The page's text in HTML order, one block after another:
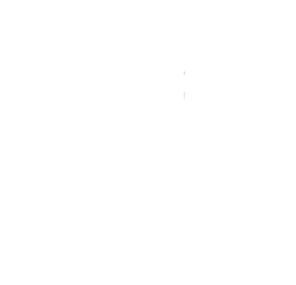
Children’s
Price
UAH 840.00